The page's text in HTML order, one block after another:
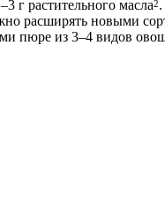
г растительного масла2
расширять новыми
пюре из 3–4 видов